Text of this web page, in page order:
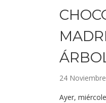
24
Ayer,